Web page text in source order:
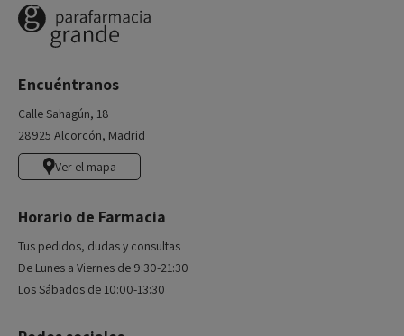
Encuéntranos
Calle Sahagún, 18
28925 Alcorcón, Madrid
Ver el mapa
Horario de Farmacia
Tus pedidos, dudas y consultas
De Lunes a Viernes de 9:30-21:30
Los Sábados de 10:00-13:30